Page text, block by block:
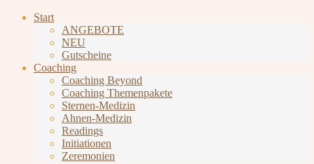
Start
ANGEBOTE
NEU
Gutscheine
Coaching
Coaching Beyond
Coaching Themenpakete
Sternen-Medizin
Ahnen-Medizin
Readings
Initiationen
Zeremonien